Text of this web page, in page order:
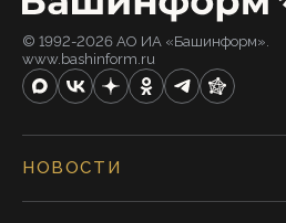
© 1992-2026 АО ИА «Башинформ».
www.bashinform.ru
НОВОСТИ